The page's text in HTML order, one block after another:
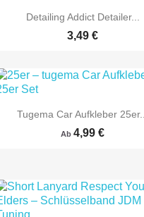
 Vorschau
Detailing Addict Detailer...
3,49 €
 Vorschau
Tugema Car Aufkleber 25er...
Ab4,99 €